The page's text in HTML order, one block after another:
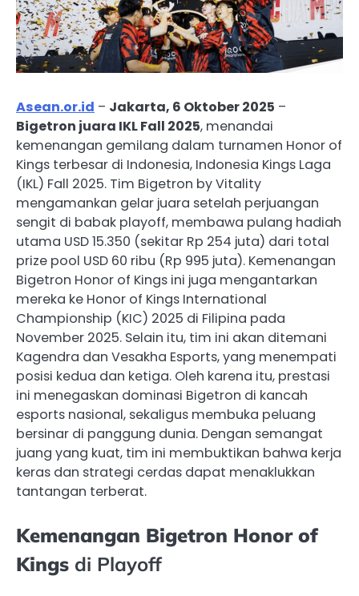
Asean.or.id – Jakarta, 6 Oktober 2025 –
Bigetron juara IKL Fall 2025, menandai
kemenangan gemilang dalam turnamen Honor of
Kings terbesar di Indonesia, Indonesia Kings Laga
(IKL) Fall 2025. Tim Bigetron by Vitality
mengamankan gelar juara setelah perjuangan
sengit di babak playoff, membawa pulang hadiah
utama USD 15.350 (sekitar Rp 254 juta) dari total
prize pool USD 60 ribu (Rp 995 juta). Kemenangan
Bigetron Honor of Kings ini juga mengantarkan
mereka ke Honor of Kings International
Championship (KIC) 2025 di Filipina pada
November 2025. Selain itu, tim ini akan ditemani
Kagendra dan Vesakha Esports, yang menempati
posisi kedua dan ketiga. Oleh karena itu, prestasi
ini menegaskan dominasi Bigetron di kancah
esports nasional, sekaligus membuka peluang
bersinar di panggung dunia. Dengan semangat
juang yang kuat, tim ini membuktikan bahwa kerja
keras dan strategi cerdas dapat menaklukkan
tantangan terberat.
Kemenangan Bigetron Honor of
Kings di Playoff